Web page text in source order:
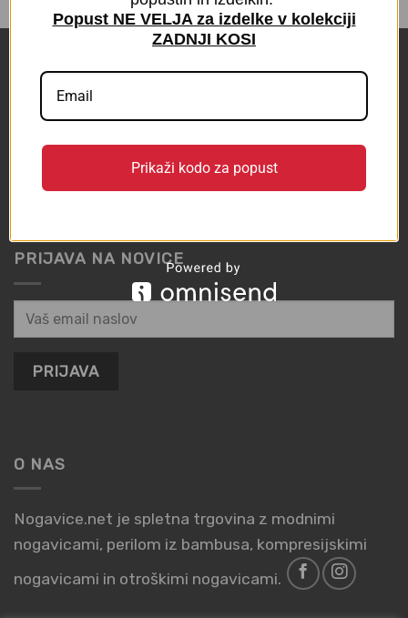
POVEZAVE
PRIJAVA NA NOVICE
O NAS
Nogavice.net je spletna trgovina z modnimi
nogavicami, perilom iz bambusa, kompresijskimi
nogavicami in otroškimi nogavicami.
Popust NE VELJA za izdelke v kolekciji
ZADNJI KOSI
Prikaži kodo za popust